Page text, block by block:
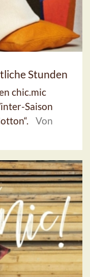
Stunden
chic.mic
Saison
Von